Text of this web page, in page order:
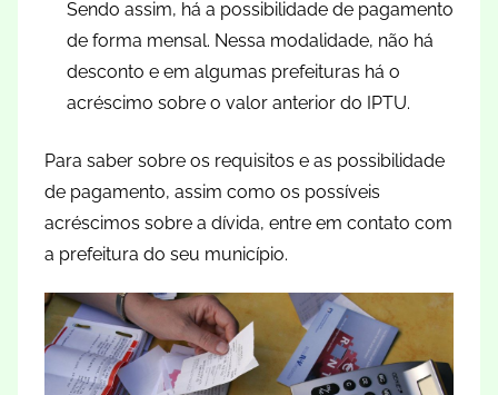
Sendo assim, há a possibilidade de pagamento
de forma mensal. Nessa modalidade, não há
desconto e em algumas prefeituras há o
acréscimo sobre o valor anterior do IPTU.
Para saber sobre os requisitos e as possibilidade
de pagamento, assim como os possíveis
acréscimos sobre a dívida, entre em contato com
a prefeitura do seu município.